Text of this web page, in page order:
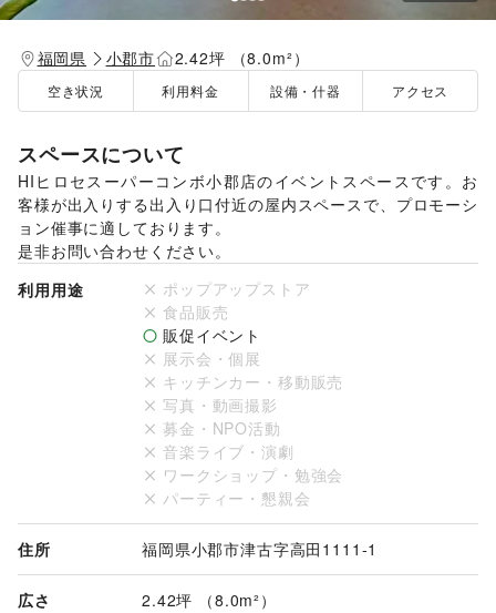
福岡県 小郡市 2.42坪 （8.0m²）
空き状況 利用料金 設備・什器 アクセス
スペースについて
HIヒロセスーパーコンボ小郡店のイベントスペースです。お
客様が出入りする出入り口付近の屋内スペースで、プロモーシ
ョン催事に適しております。
是非お問い合わせください。
利用用途
ポップアップストア
食品販売
販促イベント
展示会・個展
キッチンカー・移動販売
写真・動画撮影
募金・NPO活動
音楽ライブ・演劇
ワークショップ・勉強会
パーティー・懇親会
住所 福岡県小郡市津古字高田1111-1
広さ 2.42坪 （8.0m²）